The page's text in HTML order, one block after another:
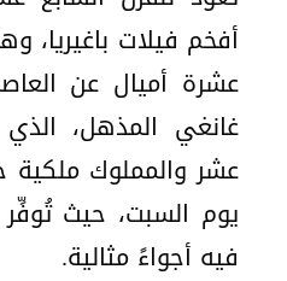
أفخم فيلات باغيريا،
عشرة أميال عن
غانغي المذهل، الذي
عشر والمملوك ملكية
يوم السبت، حيث تُوفِّر
فيه أجواءً مثالية.